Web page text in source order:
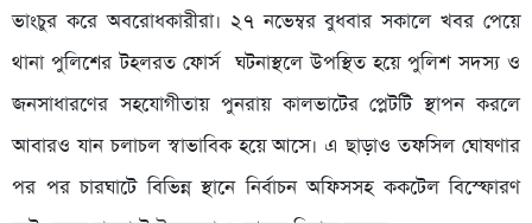
ভাংচুর করে অবরোধকারীরা। ২৭ নভেম্বর বুধবার সকালে খবর পেয়ে
থানা পুলিশের টহলরত ফোর্স ঘটনাস্থলে উপস্থিত হয়ে পুলিশ সদস্য ও
জনসাধারণের সহযোগীতায় পুনরায় কালভাটের প্লেটটি স্থাপন করলে
আবারও যান চলাচল স্বাভাবিক হয়ে আসে। এ ছাড়াও তফসিল ঘোষণার
পর পর চারঘাটে বিভিন্ন স্থানে নির্বাচন অফিসসহ ককটেল বিস্ফোরণ